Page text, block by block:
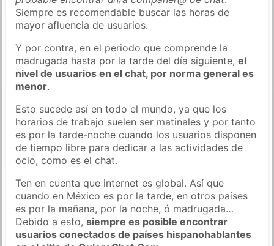
Siempre es recomendable buscar las horas de
mayor afluencia de usuarios.
Y por contra, en el periodo que comprende la
madrugada hasta por la tarde del día siguiente,el
nivel de usuarios en el chat, por norma general es
menor.
Esto sucede así en todo el mundo, ya que los
horarios de trabajo suelen ser matinales y por tanto
es por la tarde-noche cuando los usuarios disponen
de tiempo libre para dedicar a las actividades de
ocio, como es el chat.
Ten en cuenta que internet es global. Así que
cuando en México es por la tarde, en otros países
es por la mañana, por la noche, ó madrugada…
Debido a esto,siempre es posible encontrar
usuarios conectados de países hispanohablantes